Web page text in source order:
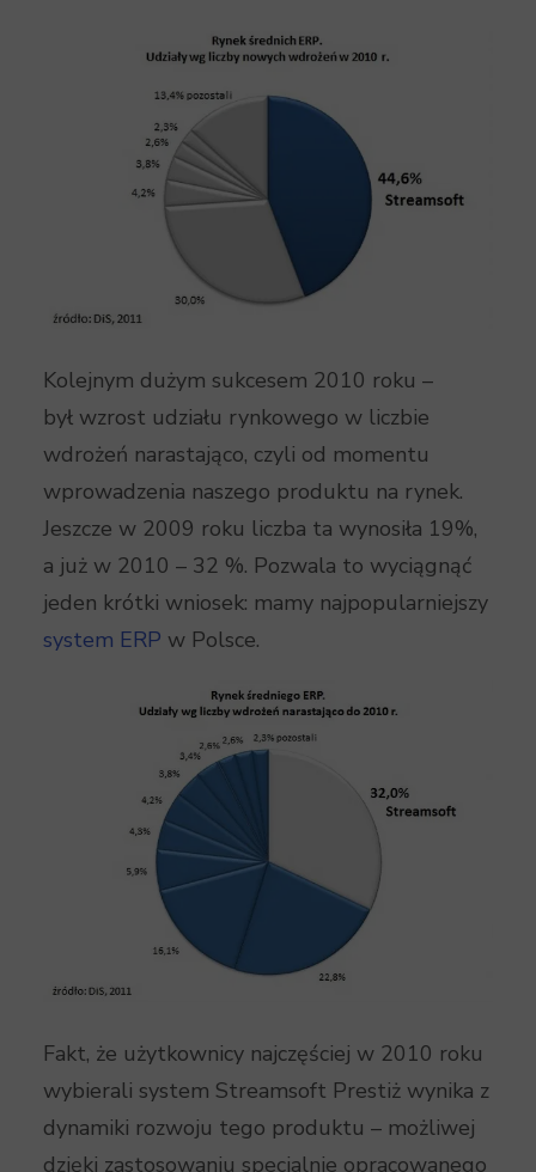
Kolejnym dużym sukcesem 2010 roku –
był wzrost udziału rynkowego w liczbie
wdrożeń narastająco, czyli od momentu
wprowadzenia naszego produktu na rynek.
Jeszcze w 2009 roku liczba ta wynosiła 19%,
a już w 2010 – 32 %. Pozwala to wyciągnąć
jeden krótki wniosek: mamy najpopularniejszy
system ERP w Polsce.
Fakt, że użytkownicy najczęściej w 2010 roku
wybierali system Streamsoft Prestiż wynika z
dynamiki rozwoju tego produktu – możliwej
dzięki zastosowaniu specjalnie opracowanego